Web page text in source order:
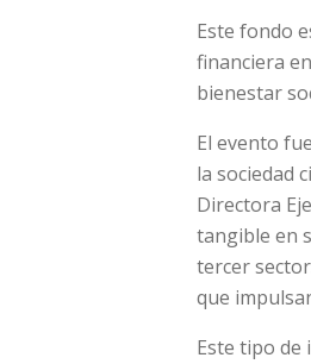
Este fondo
financiera
bienestar
El evento
la sociedad
Directora
tangible en
tercer
que
Este tipo de